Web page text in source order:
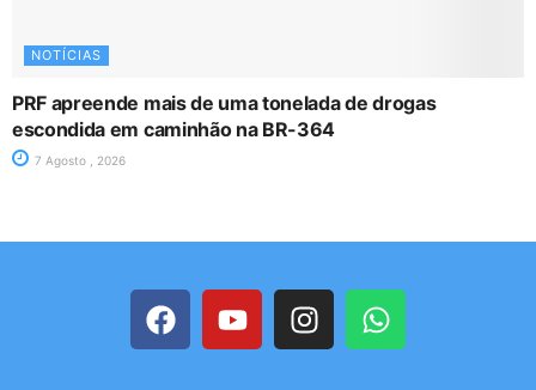
NOTÍCIAS
PRF apreende mais de uma tonelada de drogas
escondida em caminhão na BR-364
7 Agosto , 2026